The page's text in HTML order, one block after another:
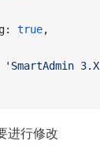
: true,
' SmartAdmin 3.X
进行修改